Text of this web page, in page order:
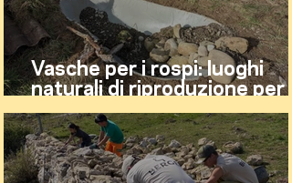
Vasche per i rospi: luoghi
naturali di riproduzione per
anfibi